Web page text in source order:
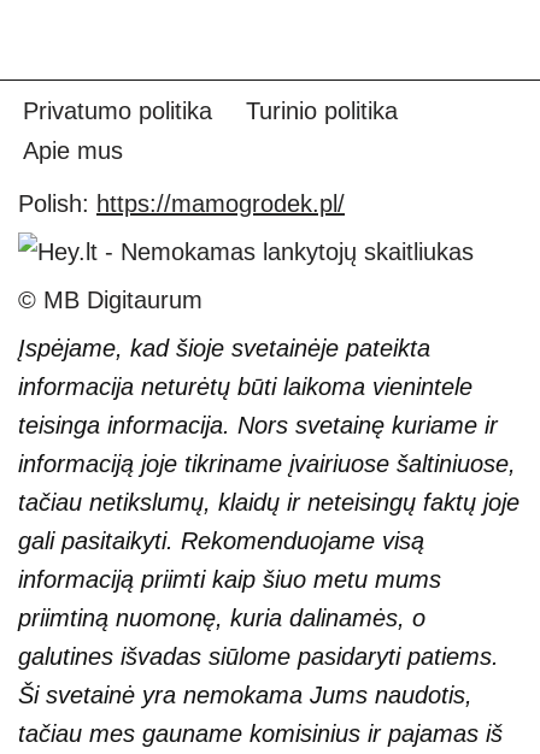
Privatumo politika
Turinio politika
Apie mus
Polish: https://mamogrodek.pl/
© MB Digitaurum
Įspėjame, kad šioje svetainėje pateikta
informacija neturėtų būti laikoma vienintele
teisinga informacija. Nors svetainę kuriame ir
informaciją joje tikriname įvairiuose šaltiniuose,
tačiau netikslumų, klaidų ir neteisingų faktų joje
gali pasitaikyti. Rekomenduojame visą
informaciją priimti kaip šiuo metu mums
priimtiną nuomonę, kuria dalinamės, o
galutines išvadas siūlome pasidaryti patiems.
Ši svetainė yra nemokama Jums naudotis,
tačiau mes gauname komisinius ir pajamas iš